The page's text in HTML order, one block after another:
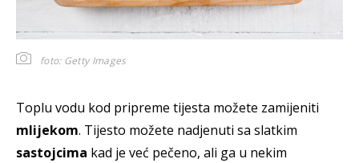
foto: Getty Images
Toplu vodu kod pripreme tijesta možete zamijeniti
mlijekom. Tijesto možete nadjenuti sa slatkim
sastojcima kad je već pečeno, ali ga u nekim